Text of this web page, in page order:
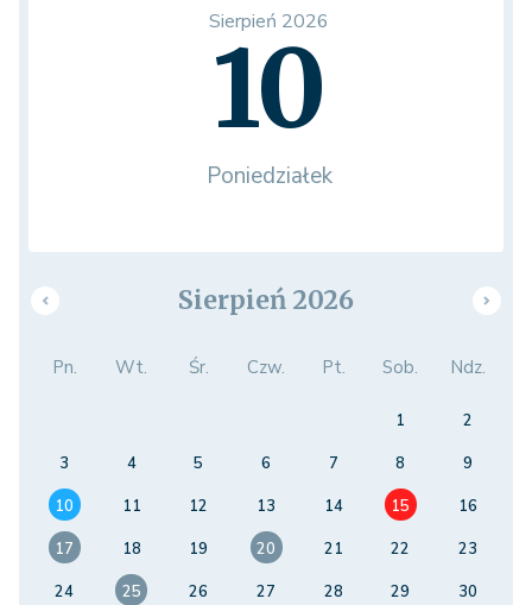
Sierpień 2026
10
Poniedziałek
Sierpień 2026
Pn. Wt. Śr. Czw. Pt. Sob. Ndz.
1
2
3
4 5 6 7 8
9
10
11 12 13 14 15
16
17
18 19 20 21 22
23
24
25 26 27 28 29
30